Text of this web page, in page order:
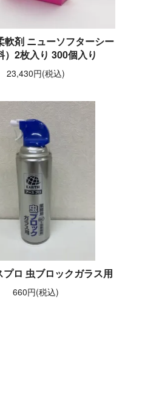
軟剤 ニューソフターシー
）2枚入り 300個入り
23,430円(税込)
プロ 虫ブロックガラス用
660円(税込)